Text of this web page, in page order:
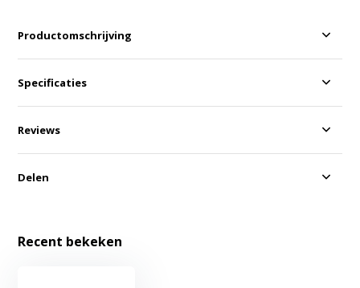
Productomschrijving
Specificaties
Reviews
Delen
Recent bekeken